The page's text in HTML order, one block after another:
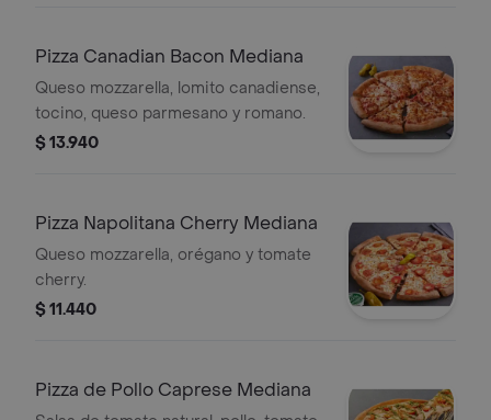
Pizza Canadian Bacon Mediana
Queso mozzarella, lomito canadiense,
tocino, queso parmesano y romano.
$ 13.940
Pizza Napolitana Cherry Mediana
Queso mozzarella, orégano y tomate
cherry.
$ 11.440
Pizza de Pollo Caprese Mediana